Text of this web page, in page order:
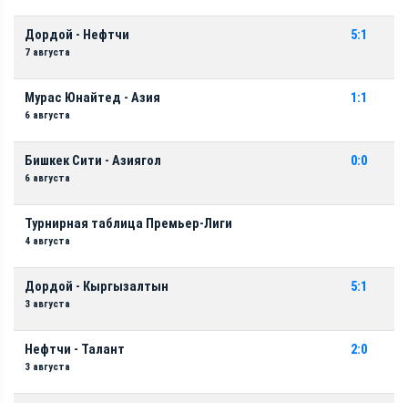
Дордой - Нефтчи
7 августа
5:1
Мурас Юнайтед - Азия
6 августа
1:1
Бишкек Сити - Азиягол
6 августа
0:0
Турнирная таблица Премьер-Лиги
4 августа
Дордой - Кыргызалтын
3 августа
5:1
Нефтчи - Талант
3 августа
2:0